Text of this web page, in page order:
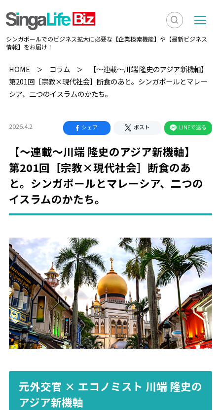
シンガポールでのビジネス拡大に必要な【企業検索機能】や【最新ビジネス
情報】をお届け！
検
索
検
索
表
メ
ニ
ー
HOME コラム
【～連載～川端 隆史のアジア新機軸】
第201回［宗教×現代社会］断食のあと。シンガポールとマレー
シア、二つのイスラムのかたち。
2026.4.2 シェア ポスト LINEで送る
【～連載～川端 隆史のアジア新機軸】
第201回［宗教×現代社会］断食のあ
と。シンガポールとマレーシア、二つの
イスラムのかたち。
元外交官 × エコノミスト 川端 隆史の
アジア新機軸